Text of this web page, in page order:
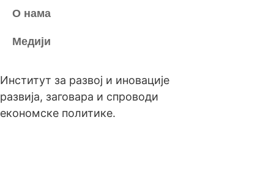
О нама
Медији
Институт за развој и иновације
развија, заговара и спроводи
економске политике.